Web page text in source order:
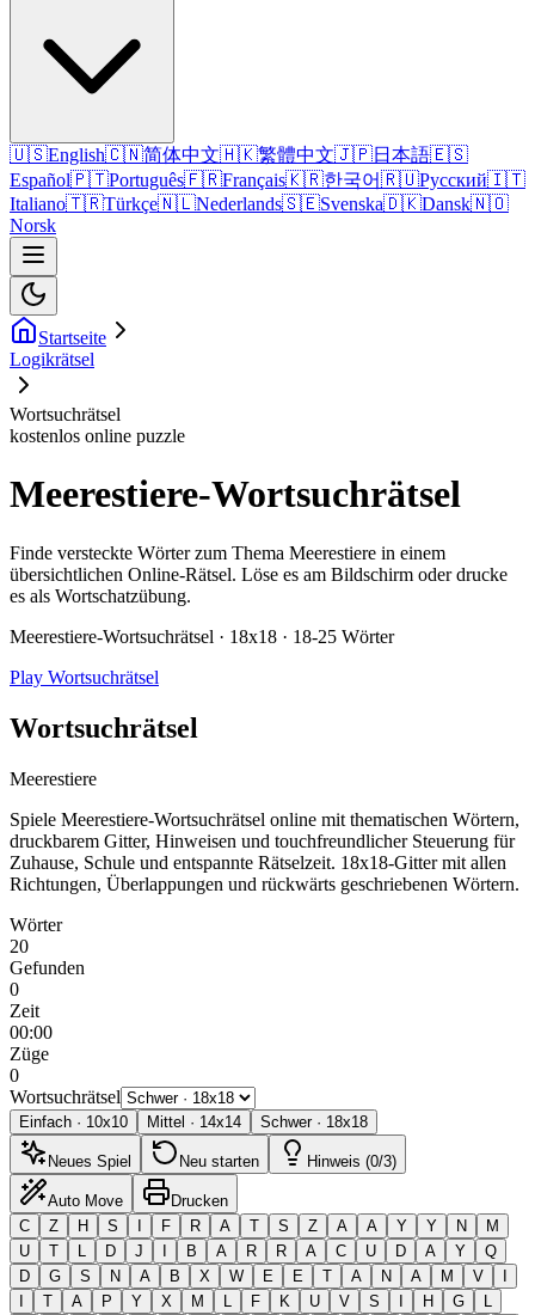
🇺🇸English🇨🇳简体中文🇭🇰繁體中文🇯🇵日本語🇪🇸
Español🇵🇹Português🇫🇷Français🇰🇷한국어🇷🇺Русский🇮🇹
Italiano🇹🇷Türkçe🇳🇱Nederlands🇸🇪Svenska🇩🇰Dansk🇳🇴
Norsk
Startseite
Logikrätsel
Wortsuchrätsel
kostenlos online puzzle
Meerestiere-Wortsuchrätsel
Finde versteckte Wörter zum Thema Meerestiere in einem
übersichtlichen Online-Rätsel. Löse es am Bildschirm oder drucke
es als Wortschatzübung.
Meerestiere-Wortsuchrätsel · 18x18 · 18-25 Wörter
Play Wortsuchrätsel
Wortsuchrätsel
Meerestiere
Spiele Meerestiere-Wortsuchrätsel online mit thematischen Wörtern,
druckbarem Gitter, Hinweisen und touchfreundlicher Steuerung für
Zuhause, Schule und entspannte Rätselzeit. 18x18-Gitter mit allen
Richtungen, Überlappungen und rückwärts geschriebenen Wörtern.
Wörter
20
Gefunden
0
Zeit
00:00
Züge
0
Wortsuchrätsel
Einfach · 10x10 Mittel · 14x14 Schwer· 18x18
Neues Spiel Neu starten Hinweis (0/3)
Auto Move
Drucken
C
Z H S I F R A T S Z A A Y Y N
M
U
T L D J I B A R R A C U D A Y
Q
D
G S N A B X W E E T A N A M V
I
I
T A P Y X M L F K U V S I H G
L